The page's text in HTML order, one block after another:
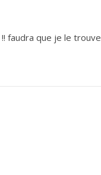
faudra que je le trouve